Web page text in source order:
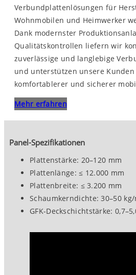
Verbundplattenlösungen für
Wohnmobilen und Heimwerker
Dank modernster
Qualitätskontrollen liefern wir
zuverlässige und langlebige
und unterstützen unsere
komfortablerer und sicherer
Mehr erfahren
Panel-Spezifikationen
Plattenstärke: 20–120 mm
Plattenlänge: ≤ 12.000 mm
Plattenbreite: ≤ 3.200 mm
Schaumkerndichte: 30–50 kg/
GFK-Deckschichtstärke: